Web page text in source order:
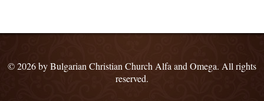
© 2026 by Bulgarian Christian Church Alfa and Omega. All rights
reserved.